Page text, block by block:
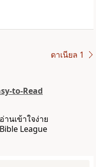
ดาเนียล 1
to-Read
นเข้าใจง่าย
League